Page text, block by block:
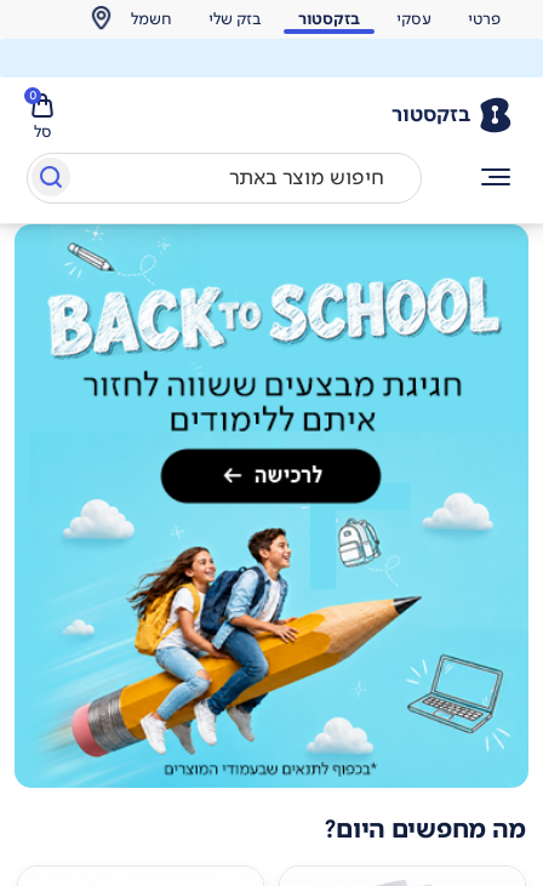
פרטי עסקי בזקסטור בזק שלי חשמל
בזקסטור
סל
0
מה מחפשים היום?